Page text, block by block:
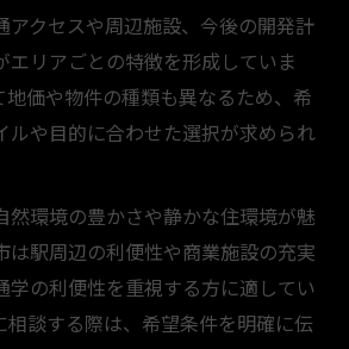
アクセスや周辺施設、今後の開発計
エリアごとの特徴を形成していま
地価や物件の種類も異なるため、希
ルや目的に合わせた選択が求められ
然環境の豊かさや静かな住環境が魅
は駅周辺の利便性や商業施設の充実
学の利便性を重視する方に適してい
相談する際は、希望条件を明確に伝